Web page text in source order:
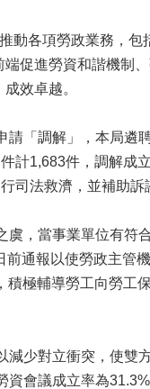
動各項勞政業務，包
促進勞資和諧機制
效卓越。
「調解」，本局遴
計1,683件，調解成
司法救濟，並補助訴
，當事業單位有符
通報以使勞政主管
極輔導勞工向勞工
少對立衝突，使雙
資會議成立率為